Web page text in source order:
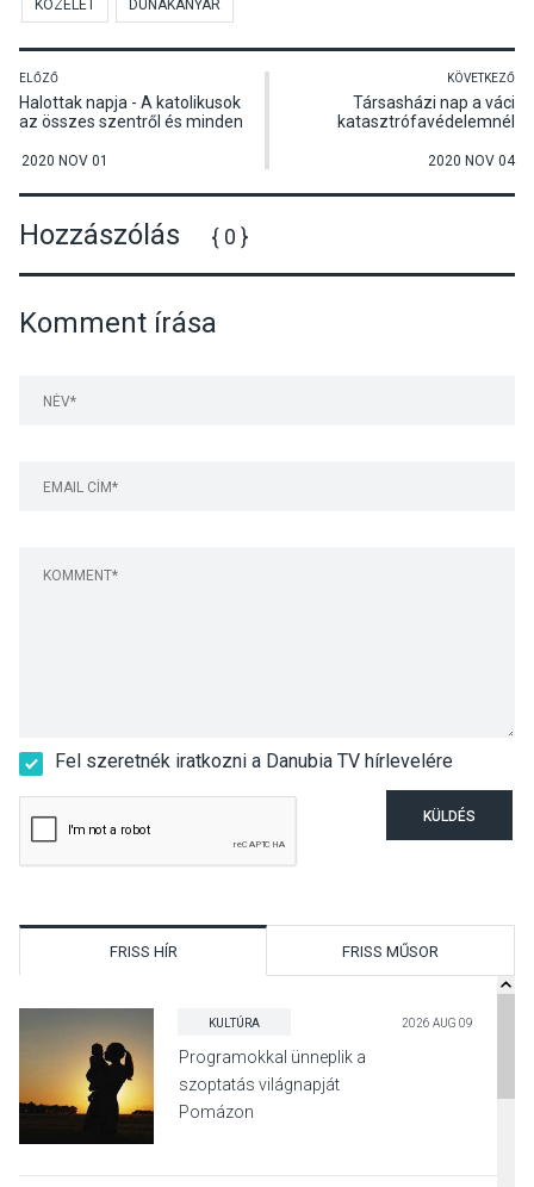
KÖZÉLET DUNAKANYAR
ELŐZŐ
Halottak napja - A katolikusok
az összes szentről és minden
2020 NOV 01
KÖVETKEZŐ
Társasházi nap a váci
katasztrófavédelemnél
2020 NOV 04
Hozzászólás { 0 }
Komment írása
Fel szeretnék iratkozni a Danubia TV hírlevelére
KÜLDÉS
FRISS HÍR FRISS MŰSOR
KULTÚRA 2026 AUG 09
Programokkal ünneplik a
szoptatás világnapját
Pomázon